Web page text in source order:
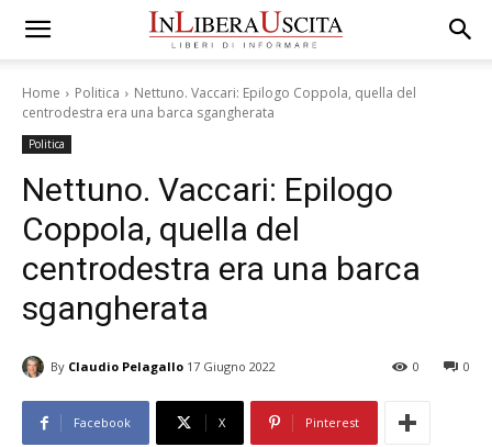
Home Politica
Nettuno. Vaccari: Epilogo Coppola, quella del
centrodestra era una barca sgangherata
Politica
Nettuno. Vaccari: Epilogo
Coppola, quella del
centrodestra era una barca
sgangherata
By Claudio Pelagallo 17 Giugno 2022 0
0
Facebook X Pinterest